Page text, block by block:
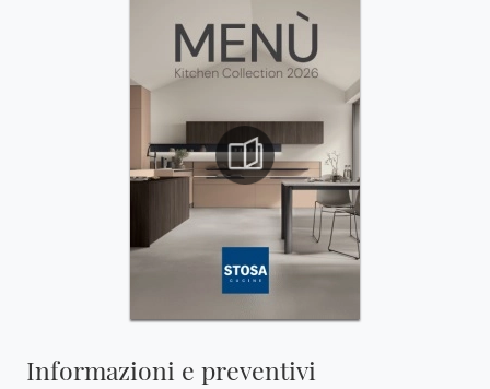
Informazioni e preventivi